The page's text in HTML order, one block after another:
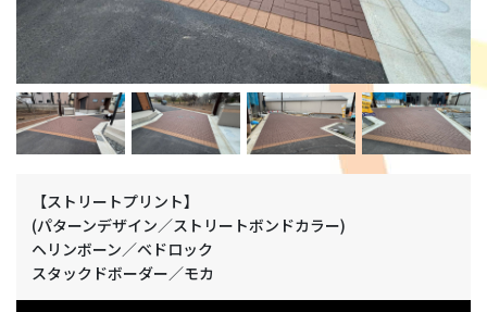
【ストリートプリント】
(パターンデザイン／ストリートボンドカラー)
ヘリンボーン／ベドロック
スタックドボーダー／モカ